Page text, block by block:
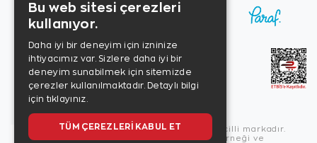
Copyright © 2026, Zen Diamond tescilli markadır.
Zen Diamond Birleşmiş Markalar Derneği ve
Bu web sitesi çerezleri
kullanıyor.
Daha iyi bir deneyim için izninize
ihtiyacımız var. Sizlere daha iyi bir
deneyim sunabilmek için sitemizde
çerezler kullanılmaktadır. Detaylı bilgi
için tıklayınız.
TÜM ÇEREZLERI KABUL ET